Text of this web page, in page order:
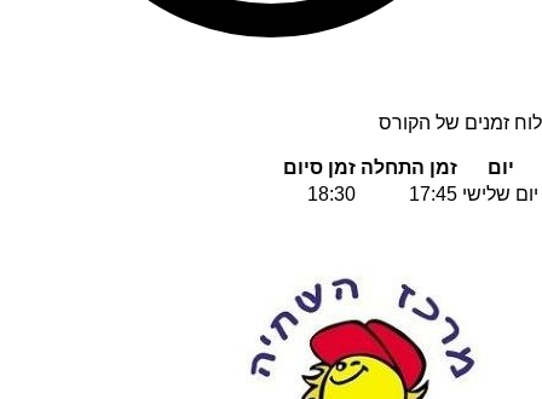
לוח זמנים של הקורס
יום זמן התחלה זמן סיום
יום שלישי 17:45
18:30